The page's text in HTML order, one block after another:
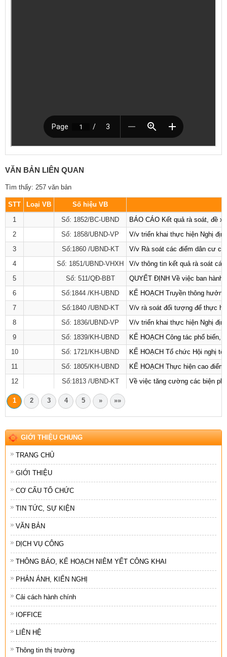
VĂN BẢN LIÊN QUAN
Tìm thấy: 257 văn bản
STT Loại VB
Số hiệu VB
1
Số: 1852/BC-UBND
BÁO CÁO Kết quả rà soát, đề
2
Số: 1858/UBND-VP
V/v triển khai thực hiện Nghị
3
Số:1860 /UBND-KT
V/v Rà soát các điểm dân cư
4
Số: 1851/UBND-VHXH
V/v thông tin kết quả rà soát
5
Số: 511/QĐ-BBT
QUYẾT ĐỊNH Về việc ban
6
Số:1844 /KH-UBND
KẾ HOẠCH Truyền thông
7
Số:1840 /UBND-KT
V/v rà soát đối tượng để thực
8
Số: 1836/UBND-VP
V/v triển khai thực hiện Nghị
9
Số: 1839/KH-UBND
KẾ HOẠCH Công tác phổ biến,
10
Số: 1721/KH-UBND
KẾ HOẠCH Tổ chức Hội nghị
11
Số: 1805/KH-UBND
KẾ HOẠCH Thực hiện cao
12
Số:1813 /UBND-KT Về việc tăng cường các biện
1 2 3 4 5 » »»
GIỚI THIỆU CHUNG
TRANG CHỦ
GIỚI THIỆU
CƠ CẤU TỔ CHỨC
TIN TỨC, SỰ KIỆN
VĂN BẢN
DỊCH VỤ CÔNG
THÔNG BÁO, KẾ HOẠCH NIÊM YẾT CÔNG KHAI
PHẢN ÁNH, KIẾN NGHỊ
Cải cách hành chính
IOFFICE
LIÊN HỆ
Thông tin thị trường